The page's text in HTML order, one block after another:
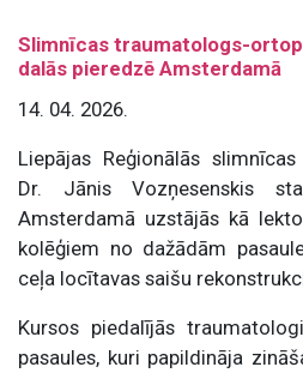
Slimnīcas traumatologs-
dalās pieredzē Amsterdamā
14. 04. 2026.
Liepājas Reģionālās
Dr. Jānis Vozņesenskis
Amsterdamā uzstājās kā
kolēģiem no dažādām
ceļa locītavas saišu
Kursos piedalījās
pasaules, kuri papildināja